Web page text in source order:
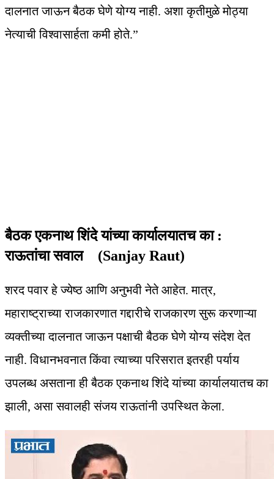
दालनात जाऊन बैठक घेणे योग्य नाही. अशा कृतीमुळे मोठ्या
नेत्याची विश्वासार्हता कमी होते.”
बैठक एकनाथ शिंदे यांच्या कार्यालयातच का :
राऊतांचा सवाल (Sanjay Raut)
शरद पवार हे ज्येष्ठ आणि अनुभवी नेते आहेत. मात्र,
महाराष्ट्राच्या राजकारणात गद्दारीचे राजकारण सुरू करणाऱ्या
व्यक्तीच्या दालनात जाऊन पक्षाची बैठक घेणे योग्य संदेश देत
नाही. विधानभवनात किंवा त्याच्या परिसरात इतरही पर्याय
उपलब्ध असताना ही बैठक एकनाथ शिंदे यांच्या कार्यालयातच का
झाली, असा सवालही संजय राऊतांनी उपस्थित केला.